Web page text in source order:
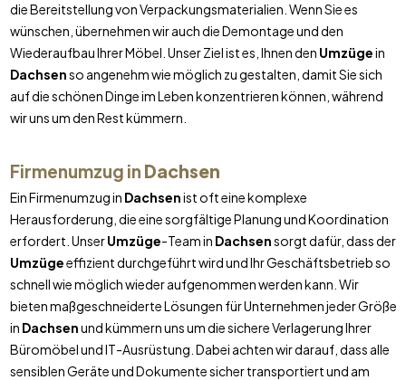
die Bereitstellung von Verpackungsmaterialien. Wenn Sie es
wünschen, übernehmen wir auch die Demontage und den
Wiederaufbau Ihrer Möbel. Unser Ziel ist es, Ihnen den Umzügein
Dachsenso angenehm wie möglich zu gestalten, damit Sie sich
auf die schönen Dinge im Leben konzentrieren können, während
wir uns um den Rest kümmern.
Firmenumzug in Dachsen
Ein Firmenumzug in Dachsenist oft eine komplexe
Herausforderung, die eine sorgfältige Planung und Koordination
erfordert. UnserUmzüge-Team in Dachsensorgt dafür, dass der
Umzügeeffizient durchgeführt wird und Ihr Geschäftsbetrieb so
schnell wie möglich wieder aufgenommen werden kann. Wir
bieten maßgeschneiderte Lösungen für Unternehmen jeder Größe
in Dachsenund kümmern uns um die sichere Verlagerung Ihrer
Büromöbel und IT-Ausrüstung. Dabei achten wir darauf, dass alle
sensiblen Geräte und Dokumente sicher transportiert und am